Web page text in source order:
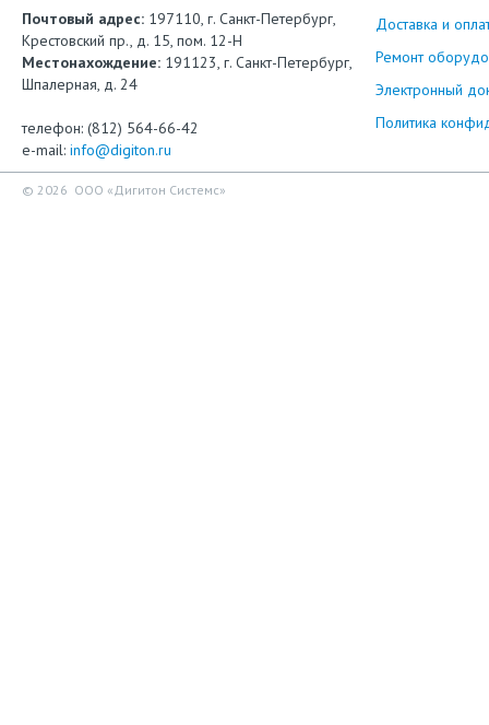
Почтовый адрес: 197110, г. Санкт-Петербург,
Крестовский пр., д. 15, пом. 12-Н
Местонахождение: 191123, г. Санкт-Петербург,
Шпалерная, д. 24
телефон: (812) 564-66-42
e-mail: info@digiton.ru
Доставка и
Ремонт
Электронный
Политика
© 2026 ООО «Дигитон Системс»